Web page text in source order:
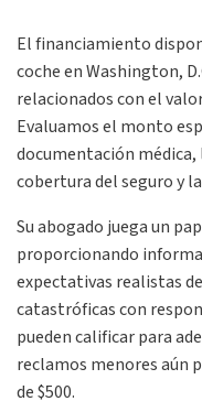
El financiamiento
coche en Washington,
relacionados con el
Evaluamos el monto
documentación
cobertura del seguro y
Su abogado juega un
proporcionando
expectativas realistas
catastróficas con
pueden calificar para
reclamos menores aún
de $500.